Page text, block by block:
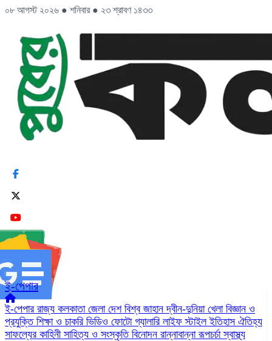
০৮ আগস্ট ২০২৬ ● শনিবার ● ২৩ শ্রাবণ ১৪৩৩
ই-পেপার
ই-পেপার রাজ্য কলকাতা জেলা দেশ বিশ্ব জাহানদ্বীন-দুনিয়া খেলা বিজ্ঞান ও
প্রযুক্তি শিক্ষা ও চাকরি ভিডিও ফোটো গ্যালারি লাইফ স্টাইলইতিহাস ঐতিহ্য
সাফল্যের কাহিনী সাহিত্য ও সংস্কৃতি বিনোদন রান্নাবান্নারূপচর্চাস্বাস্থ্য